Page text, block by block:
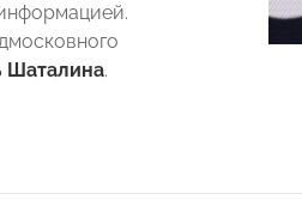
Шаталина.